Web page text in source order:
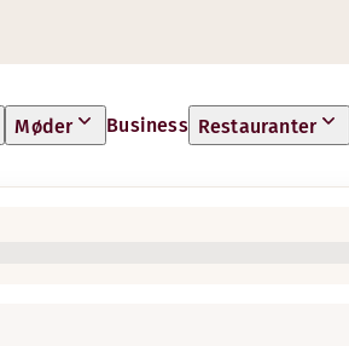
Møder Business Restauranter